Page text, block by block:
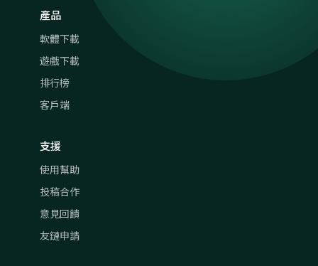
產品
軟體下載
遊戲下載
排行榜
客戶端
支援
使用幫助
投稿合作
意見回饋
友鏈申請